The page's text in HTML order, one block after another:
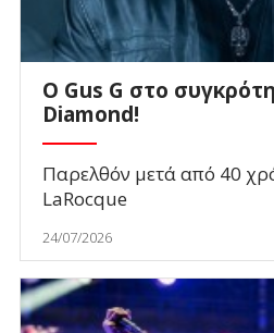
O Gus G στο
Diamond!
Παρελθόν μετά από 40
LaRocque
24/07/2026